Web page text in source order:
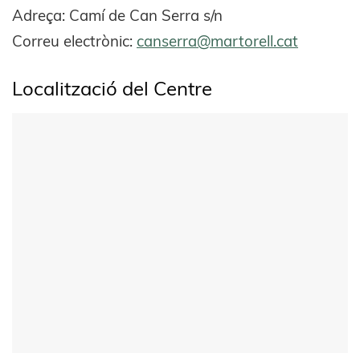
Adreça: Camí de Can Serra s/n
Correu electrònic: canserra@martorell.cat
Localització del Centre